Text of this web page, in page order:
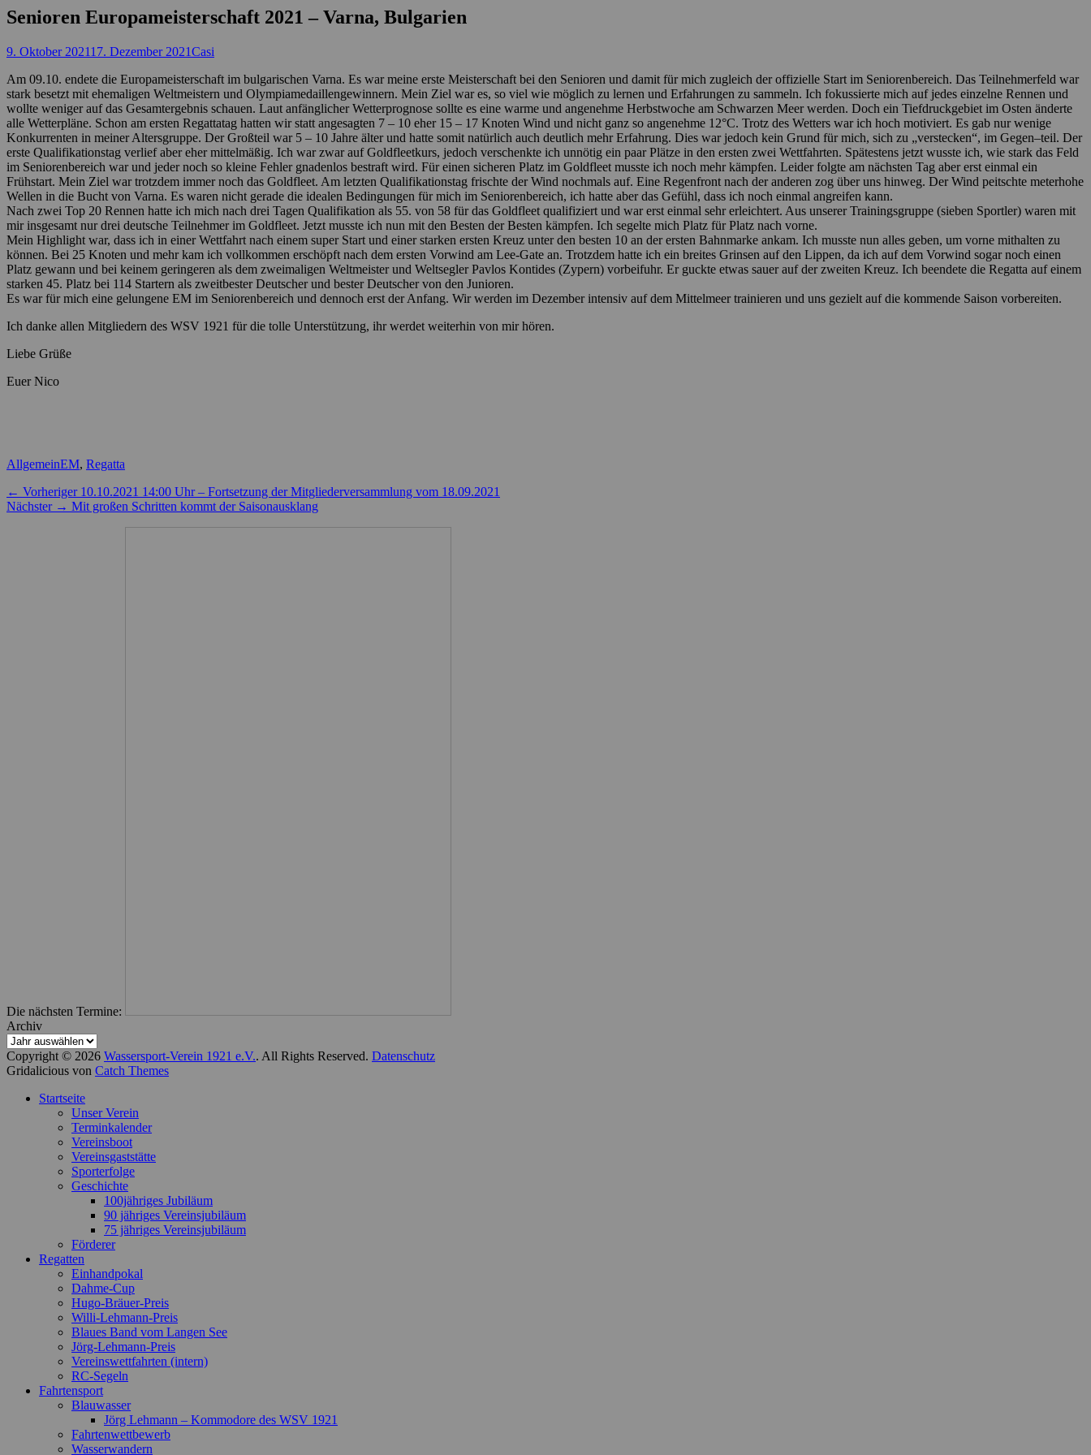
Senioren Europameisterschaft 2021 – Varna, Bulgarien
Posted
9. Oktober 202117. Dezember 2021Autor
Casi
Am 09.10. endete die Europameisterschaft im bulgarischen Varna. Es war meine erste Meisterschaft bei den Senioren und damit für mich zugleich deroffizielle Start im Seniorenbereich. Das Teilnehmerfeld war
stark besetzt mit ehemaligen Weltmeistern und Olympiamedaillengewinnern. Mein Ziel war es, so viel wie möglich zu lernen und Erfahrungen zu sammeln. Ich fokussierte mich auf jedes einzelne Rennen und
wollte weniger auf das Gesamtergebnis schauen. Laut anfänglicherWetterprognose sollte es eine warme und angenehme Herbstwoche am Schwarzen Meer werden. Doch ein Tiefdruckgebiet im Osten änderte
alle Wetterpläne. Schon am ersten Regattatag hatten wir statt angesagten 7 – 10 eher 15 – 17 Knoten Wind und nicht ganz so angenehme 12°C. Trotz des Wetters war ich hoch motiviert. Es gab nur wenige
Konkurrenten in meiner Altersgruppe. Der Großteil war 5 – 10 Jahre älter und hatte somit natürlich auch deutlich mehr Erfahrung. Dies war jedoch kein Grund für mich, sich zu „verstecken“, im Gegen–teil. Der
erste Qualifikationstag verliefabereher mittelmäßig. Ich war zwar auf Goldfleetkurs, jedoch verschenkte ich unnötig ein paarPlätze in den ersten zwei Wettfahrten. Spätestens jetzt wusste ich, wie stark das Feld
im Seniorenbereich war und jeder noch so kleine Fehler gnadenlos bestraft wird. Für einen sicheren Platz im Goldfleet musste ich noch mehr kämpfen. Leider folgte am nächsten Tag aber erst einmal ein
Frühstart. Mein Ziel wartrotzdem immer noch das Goldfleet. Am letzten Qualifikationstag frischte der Wind nochmals auf. Eine Regenfront nach der anderen zog über uns hinweg. Der Wind peitschte meterhohe
Wellen in die Bucht von Varna. Es waren nicht gerade die idealen Bedingungen für mich im Seniorenbereich, ich hatte aber das Gefühl, dass ich noch einmal angreifen kann.
Nach zwei Top 20 Rennen hatte ich mich nach drei Tagen Qualifikation als 55. von 58 für das Goldfleet qualifiziert und warerst einmal sehr erleichtert. Aus unserer Trainingsgruppe (sieben Sportler) waren mit
mirinsgesamt nur drei deutsche Teilnehmer im Goldfleet. Jetzt musste ich nun mit den Besten der Besten kämpfen. Ich segelte mich Platz für Platz nach vorne.
Mein Highlight war, dass ich in einer Wettfahrt nach einem super Start und einer starken ersten Kreuz unterden besten 10 an der ersten Bahnmarke ankam. Ich musste nun alles geben, um vorne mithalten zu
können. Bei 25 Knoten und mehr kam ich vollkommen erschöpft nach dem ersten Vorwind am Lee-Gate an. Trotzdem hatte ich ein breites Grinsen auf den Lippen, da ich auf dem Vorwind sogar noch einen
Platz gewann und bei keinem geringeren als dem zweimaligen Weltmeister und Weltsegler Pavlos Kontides (Zypern) vorbeifuhr. Erguckte etwas sauer auf der zweiten Kreuz. Ich beendete die Regatta auf einem
starken 45. Platz bei 114 Startern als zweitbesterDeutscherund besterDeutschervon den Junioren.
Es warfür mich eine gelungene EM im Seniorenbereich und dennoch erst derAnfang. Wirwerden im Dezember intensiv auf dem Mittelmeer trainieren und uns gezielt auf die kommende Saison vorbereiten.
Ich danke allen Mitgliedern des WSV 1921 für die tolle Unterstützung, ihrwerdet weiterhin von mir hören.
Liebe Grüße
Euer Nico
Kategorien
AllgemeinSchlagworte
EM, Regatta
Beitragsnavigation
← Vorheriger Vorheriger
Beitrag:
10.10.2021 14:00 Uhr – Fortsetzung der Mitgliederversammlung vom 18.09.2021
Nächster → Nächster
Mit großen Schritten kommt der Saisonausklang
Die nächsten Termine:
Archiv
Copyright © 2026 Wassersport-Verein 1921 e.V.. All Rights Reserved. Datenschutz
Gridalicious von Catch Themes
oben
Startseite
Unser Verein
Terminkalender
Vereinsboot
Vereinsgaststätte
Sporterfolge
Geschichte
100jähriges Jubiläum
90 jähriges Vereinsjubiläum
75 jähriges Vereinsjubiläum
Förderer
Regatten
Einhandpokal
Dahme-Cup
Hugo-Bräuer-Preis
Willi-Lehmann-Preis
Blaues Band vom Langen See
Jörg-Lehmann-Preis
Vereinswettfahrten (intern)
RC-Segeln
Fahrtensport
Blauwasser
Jörg Lehmann – Kommodore des WSV 1921
Fahrtenwettbewerb
Wasserwandern